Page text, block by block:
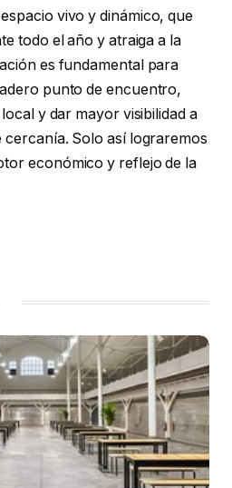
vivo y dinámico, que
todo el año y atraiga a la
es fundamental para
punto de encuentro,
y dar mayor visibilidad a
Solo así lograremos
económico y reflejo de la